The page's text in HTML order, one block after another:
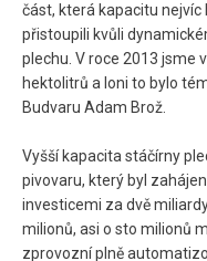
část, která kapacitu nejvíc
přistoupili kvůli
plechu. V roce 2013 jsme
hektolitrů a loni to bylo
Budvaru Adam Brož.
Vyšší kapacita stáčírny
pivovaru, který byl
investicemi za dvě
milionů, asi o sto milionů
zprovozní plně